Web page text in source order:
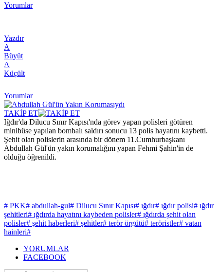
Yorumlar
Yazdır
A
Büyüt
A
Küçült
Yorumlar
TAKİP ET
Iğdır'da Dilucu Sınır Kapısı'nda görev yapan polisleri götüren
minibüse yapılan bombalı saldırı sonucu 13 polis hayatını kaybetti.
Şehit olan polislerin arasında bir dönem 11.Cumhurbaşkanı
Abdullah Gül'ün yakın korumalığını yapan Fehmi Şahin'in de
olduğu öğrenildi.
# PKK# abdullah-gul# Dilucu Sınır Kapısı# ığdır# ığdır polisi# ığdır
şehitleri# ığdırda hayatını kaybeden polisler# ığdırda şehit olan
polisler# şehit haberleri# şehitler# terör örgütü# teröristler# vatan
hainleri#
YORUMLAR
FACEBOOK